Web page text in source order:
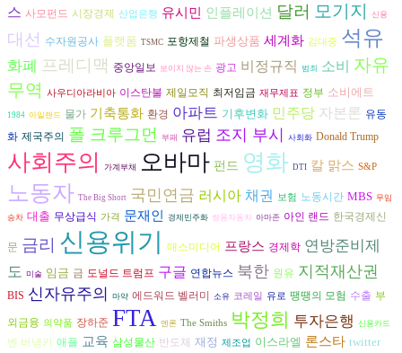
스 사모펀드 시장경제 산업은행 유시민 인플레이션 달러 모기지 신용
대선 수자원공사 플랫폼 TSMC 포항제철 파생상품 세계화 김대중 석유
화폐 프레디맥 중앙일보 보이지 않는 손 광고 비정규직 범죄 소비
자유
무역
사우디아라비아 이스탄불 제일모직 최저임금 재무제표 정부 소비에트
1984 아일랜드 물가 기축통화 환경 아파트 기후변화 민주당 자본론
유동
화 제국주의 폴 크루그먼 부패 유럽 조지 부시 사회화 Donald Trump
사회주의 가계부채 오바마 펀드 영화 DTI 칼 맑스 S&P
노동자 The Big Short 국민연금 러시아 채권 보험 노동시간 MBS 무임
승차 대출 무상급식 가격 문재인 경제민주화 쌍용자동차 아마존 아인 랜드 한국경제신
문 금리 신용위기 매스미디어 프랑스 경제학 연방준비제
도 미술 임금 금 도널드 트럼프 구글 연합뉴스 북한 원유 지적재산권
BIS 신자유주의 마약 에드워드 벨러미 소유 코레일 유로 땡땡의 모험 수출 부
외금융 의약품 장하준 FTA 엔론 The Smiths 박정희 투자은행 신용카드
벤 버냉키 애플 교육 삼성물산 반도체 재정 제조업 이스라엘 론스타 twitter